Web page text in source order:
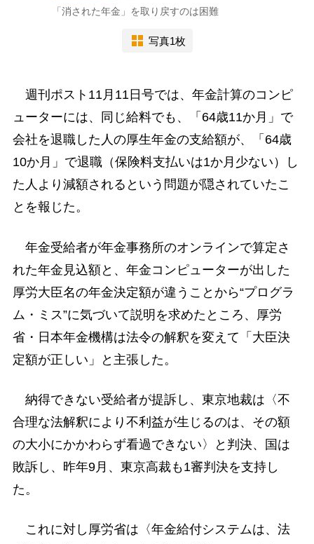
「消された年金」を取り戻すのは困難
写真1枚
週刊ポスト11月11日号では、年金計算のコンピ
ューターには、同じ給料でも、「64歳11か月」で
会社を退職した人の厚生年金の支給額が、「64歳
10か月」で退職（保険料支払いは1か月少ない）し
た人より減額されるという問題が隠されていたこ
とを報じた。
年金受給者が年金事務所のオンラインで算定さ
れた年金見込額と、年金コンピューターが出した
厚労大臣名の年金決定額が違うことから“プログラ
ム・ミス”に気づいて説明を求めたところ、厚労
省・日本年金機構は法令の解釈を変えて「大臣決
定額が正しい」と主張した。
納得できない受給者が提訴し、東京地裁は〈不
合理な法解釈により不利益が生じるのは、その額
の大小にかかわらず看過できない〉と判決、国は
敗訴し、昨年9月、東京高裁も1審判決を支持し
た。
これに対し厚労省は〈年金給付システムは、法